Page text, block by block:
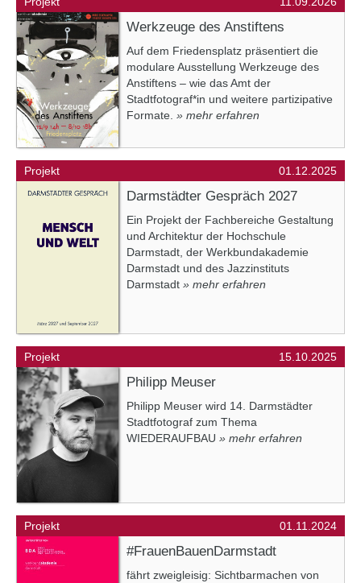
Werkzeuge des Anstiftens
Auf dem Friedensplatz präsentiert die
modulare Ausstellung Werkzeuge des
Anstiftens – wie das Amt der
Stadtfotograf*in und weitere partizipative
Formate. » mehr erfahren
Projekt 01.12.2025
Darmstädter Gespräch 2027
Ein Projekt der Fachbereiche Gestaltung
und Architektur der Hochschule
Darmstadt, der Werkbundakademie
Darmstadt und des Jazzinstituts
Darmstadt » mehr erfahren
Projekt 15.10.2025
Philipp Meuser
Philipp Meuser wird 14. Darmstädter
Stadtfotograf zum Thema
WIEDERAUFBAU » mehr erfahren
Projekt 01.11.2024
#FrauenBauenDarmstadt
fährt zweigleisig: Sichtbarmachen von